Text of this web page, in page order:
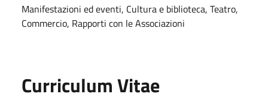
Manifestazioni ed eventi, Cultura e biblioteca, Teatro,
Commercio, Rapporti con le Associazioni
Curriculum Vitae